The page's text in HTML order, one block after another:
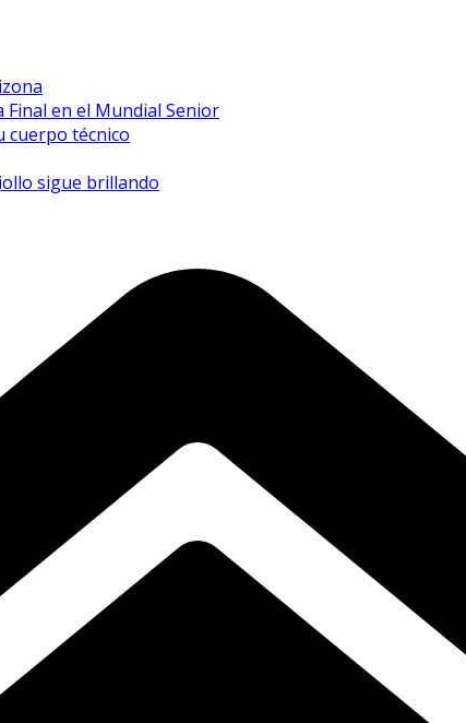
Final en el Mundial Senior
cuerpo técnico
sigue brillando